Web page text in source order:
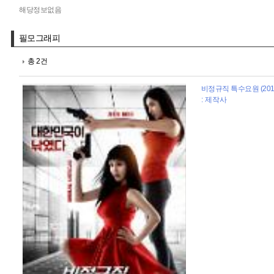
해당정보없음
필모그래피
총 2건
비정규직 특수요원
: 제작사